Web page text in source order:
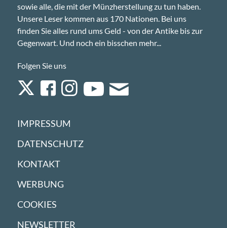
sowie alle, die mit der Münzherstellung zu tun haben.
Unsere Leser kommen aus 170 Nationen. Bei uns
finden Sie alles rund ums Geld - von der Antike bis zur
Gegenwart. Und noch ein bisschen mehr...
Folgen Sie uns
IMPRESSUM
DATENSCHUTZ
KONTAKT
WERBUNG
COOKIES
NEWSLETTER